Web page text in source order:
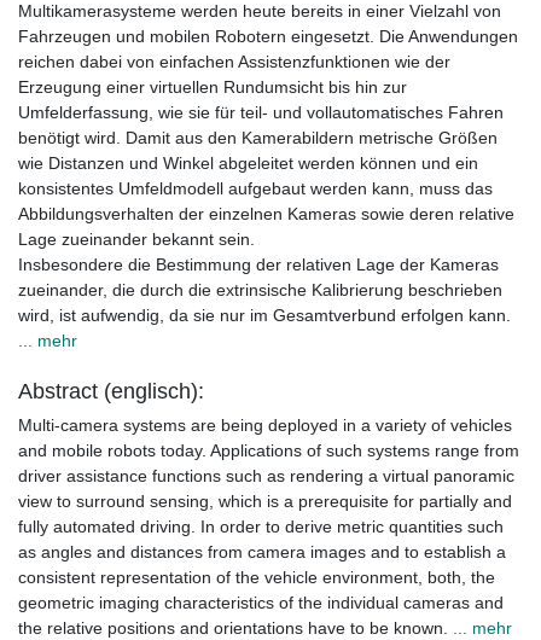
Multikamerasysteme werden heute bereits in einer Vielzahl von
Fahrzeugen und mobilen Robotern eingesetzt. Die Anwendungen
reichen dabei von einfachen Assistenzfunktionen wie der
Erzeugung einer virtuellen Rundumsicht bis hin zur
Umfelderfassung, wie sie für teil- und vollautomatisches Fahren
benötigt wird. Damit aus den Kamerabildern metrische Größen
wie Distanzen und Winkel abgeleitet werden können und ein
konsistentes Umfeldmodell aufgebaut werden kann, muss das
Abbildungsverhalten der einzelnen Kameras sowie deren relative
Lage zueinander bekannt sein.
Insbesondere die Bestimmung der relativen Lage der Kameras
zueinander, die durch die extrinsische Kalibrierung beschrieben
wird, ist aufwendig, da sie nur im Gesamtverbund erfolgen kann.
... mehr
Abstract (englisch):
Multi-camera systems are being deployed in a variety of vehicles
and mobile robots today. Applications of such systems range from
driver assistance functions such as rendering a virtual panoramic
view to surround sensing, which is a prerequisite for partially and
fully automated driving. In order to derive metric quantities such
as angles and distances from camera images and to establish a
consistent representation of the vehicle environment, both, the
geometric imaging characteristics of the individual cameras and
the relative positions and orientations have to be known.
... mehr